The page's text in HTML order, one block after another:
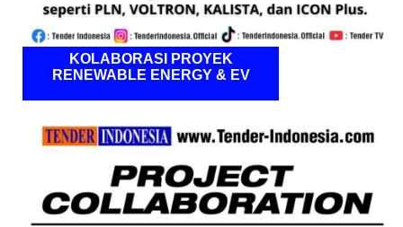
KOLABORASI PROYEK
RENEWABLE ENERGY & EV